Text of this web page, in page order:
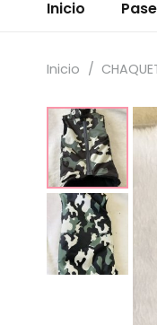
Inicio
Inicio /